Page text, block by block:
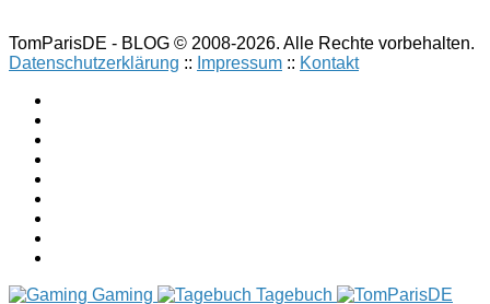
TomParisDE - BLOG © 2008-2026. Alle Rechte vorbehalten.
Datenschutzerklärung :: Impressum :: Kontakt
Gaming Tagebuch